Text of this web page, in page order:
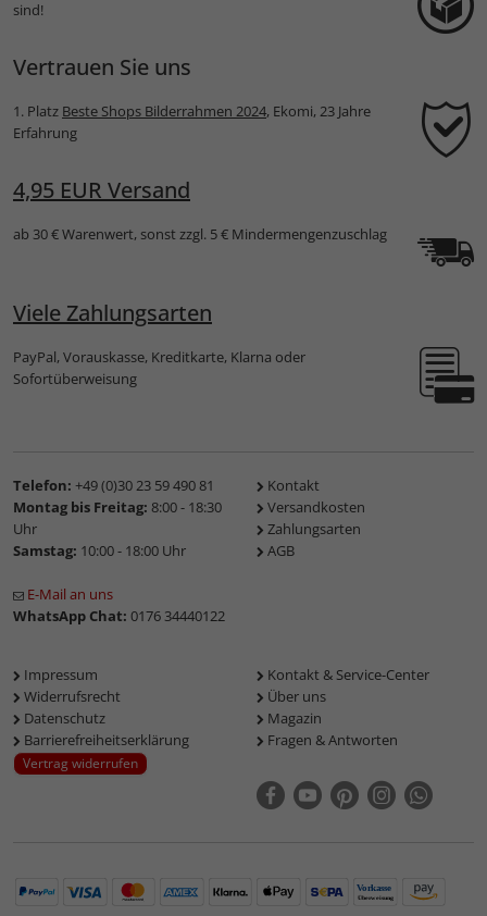
sind!
Vertrauen Sie uns
1. Platz Beste Shops Bilderrahmen 2024, Ekomi, 23 Jahre
Erfahrung
4,95 EUR Versand
ab 30 € Warenwert, sonst zzgl. 5 € Mindermengenzuschlag
Viele Zahlungsarten
PayPal, Vorauskasse, Kreditkarte, Klarna oder
Sofortüberweisung
Telefon: +49 (0)30 23 59 490 81
Montag bis Freitag: 8:00 - 18:30
Uhr
Samstag: 10:00 - 18:00 Uhr
E-Mail an uns
WhatsApp Chat: 0176 34440122
Kontakt
Versandkosten
Zahlungsarten
AGB
Impressum
Widerrufsrecht
Datenschutz
Barrierefreiheitserklärung
Vertrag widerrufen
Kontakt & Service-Center
Über uns
Magazin
Fragen & Antworten